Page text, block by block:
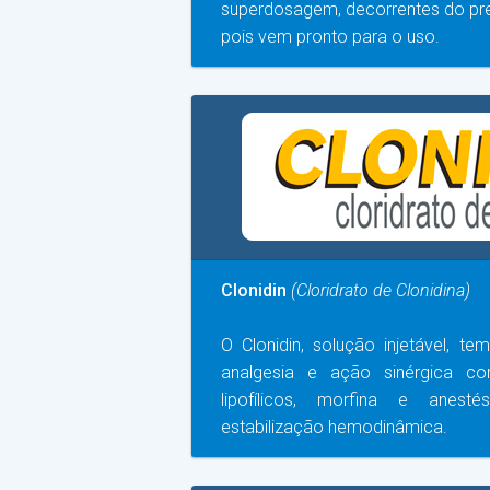
superdosagem, decorrentes do
pois vem pronto para o uso.
Clonidin (Cloridrato de Clonidina)
O Clonidin, solução injetável,
analgesia e ação sinérgica
lipofílicos, morfina e
estabilização hemodinâmica.